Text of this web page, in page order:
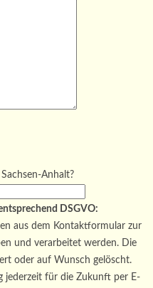
Anhalt?
DSGVO:
aus dem Kontaktformular zur
und verarbeitet werden. Die
oder auf Wunsch gelöscht.
jederzeit für die Zukunft per E-